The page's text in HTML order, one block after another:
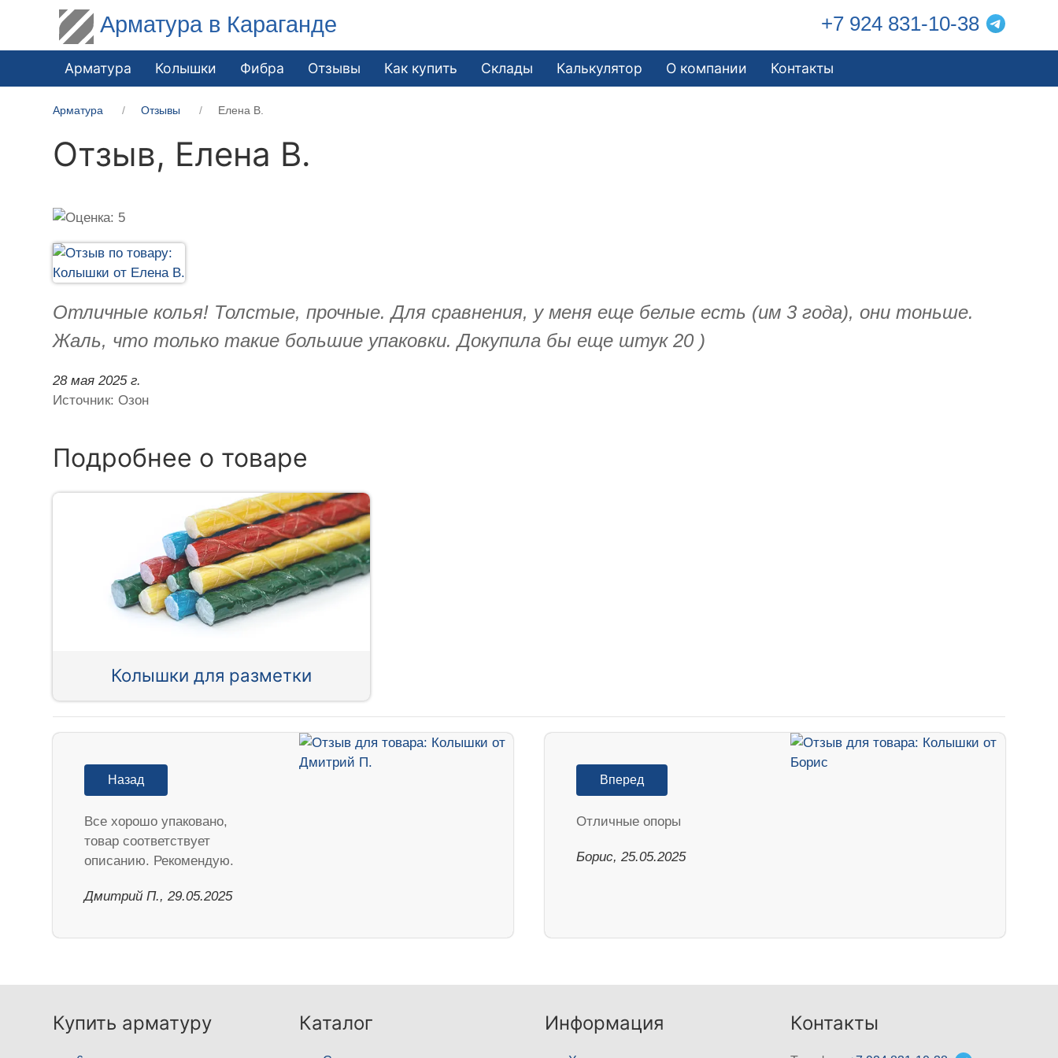
Арматура в Караганде +7 924 831-10-38
Арматура Колышки Фибра Отзывы Как купить Склады Калькулятор О компании Контакты
Арматура Отзывы Елена В.
Отзыв, Елена В.
Отличные колья! Толстые, прочные. Для сравнения, у меня еще белые есть (им 3 года), они тоньше.
Жаль, что только такие большие упаковки. Докупила бы еще штук 20 )
28 мая 2025 г.
Источник: Озон
Подробнее о товаре
Колышки для разметки
Назад
Все хорошо упаковано,
товар соответствует
описанию. Рекомендую.
Дмитрий П., 29.05.2025
Вперед
Отличные опоры
Борис, 25.05.2025
Купить арматуру Каталог Информация Контакты